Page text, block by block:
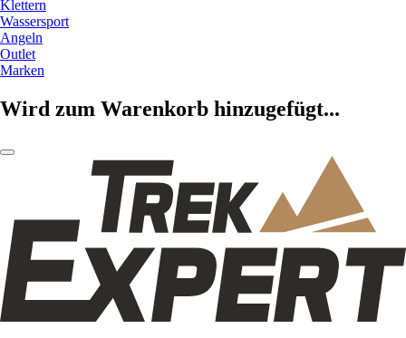
Klettern
Wassersport
Angeln
Outlet
Marken
Wird zum Warenkorb hinzugefügt...